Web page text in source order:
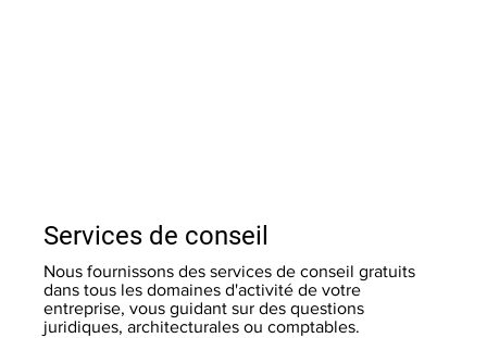
Nous fournissons des services de conseil gratuits
dans tous les domaines d'activité de votre
entreprise, vous guidant sur des questions
juridiques, architecturales ou comptables.
Services de conseil